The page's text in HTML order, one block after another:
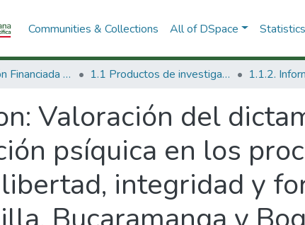
Communities & Collections All of DSpace Statistics
1. Investigación Financiada con Recursos Públicos 1.1 Productos de investigación 1.1.2.
Valoración del
psíquica en los
integridad y